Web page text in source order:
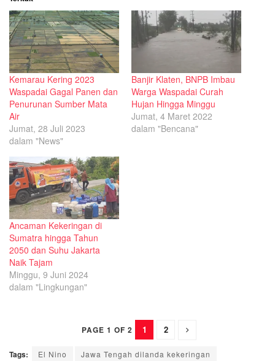
Kemarau Kering 2023
Waspadai Gagal Panen dan
Penurunan Sumber Mata
Air
Jumat, 28 Juli 2023
dalam "News"
Banjir Klaten, BNPB Imbau
Warga Waspadai Curah
Hujan Hingga Minggu
Jumat, 4 Maret 2022
dalam "Bencana"
Ancaman Kekeringan di
Sumatra hingga Tahun
2050 dan Suhu Jakarta
Naik Tajam
Minggu, 9 Juni 2024
dalam "Lingkungan"
PAGE 1 OF 2 1 2
Tags: El Nino
Jawa Tengah dilanda kekeringan